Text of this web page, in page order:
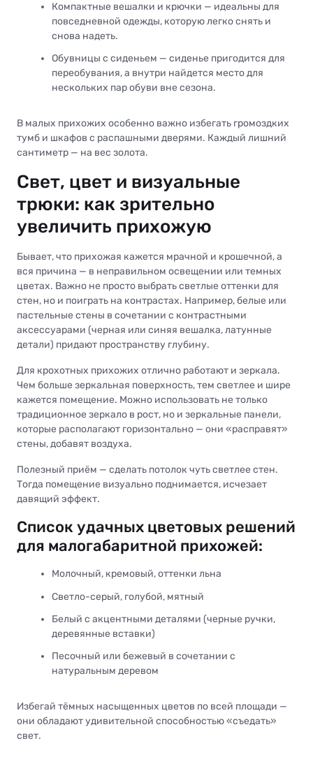
Компактные вешалки и крючки — идеальны для
повседневной одежды, которую легко снять и
снова надеть.
Обувницы с сиденьем — сиденье пригодится для
переобувания, а внутри найдется место для
нескольких пар обуви вне сезона.
В малых прихожих особенно важно избегать громоздких
тумб и шкафов с распашными дверями. Каждый лишний
сантиметр — на вес золота.
Свет, цвет и визуальные
трюки: как зрительно
увеличить прихожую
Бывает, что прихожая кажется мрачной и крошечной, а
вся причина — в неправильном освещении или темных
цветах. Важно не просто выбрать светлые оттенки для
стен, но и поиграть на контрастах. Например, белые или
пастельные стены в сочетании с контрастными
аксессуарами (черная или синяя вешалка, латунные
детали) придают пространству глубину.
Для крохотных прихожих отлично работают и зеркала.
Чем больше зеркальная поверхность, тем светлее и шире
кажется помещение. Можно использовать не только
традиционное зеркало в рост, но и зеркальные панели,
которые располагают горизонтально — они «расправят»
стены, добавят воздуха.
Полезный приём — сделать потолок чуть светлее стен.
Тогда помещение визуально поднимается, исчезает
давящий эффект.
Список удачных цветовых решений
для малогабаритной прихожей:
Молочный, кремовый, оттенки льна
Светло-серый, голубой, мятный
Белый с акцентными деталями (черные ручки,
деревянные вставки)
Песочный или бежевый в сочетании с
натуральным деревом
Избегай тёмных насыщенных цветов по всей площади —
они обладают удивительной способностью «съедать»
свет.